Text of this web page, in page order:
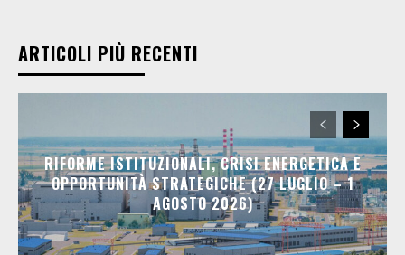
ARTICOLI PIÙ RECENTI
RIFORME ISTITUZIONALI, CRISI ENERGETICA E
OPPORTUNITÀ STRATEGICHE (27 LUGLIO – 1
AGOSTO 2026)